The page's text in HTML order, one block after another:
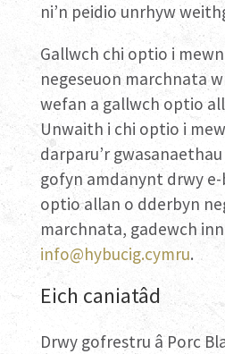
ni’n peidio unrhyw
Gallwch chi optio i
negeseuon marchnata
wefan a gallwch optio
Unwaith i chi optio i
darparu’r
gofyn amdanynt drwy
optio allan o dderbyn
marchnata, gadewch
info@hybucig.cymru.
Eich caniatâd
Drwy gofrestru â Porc